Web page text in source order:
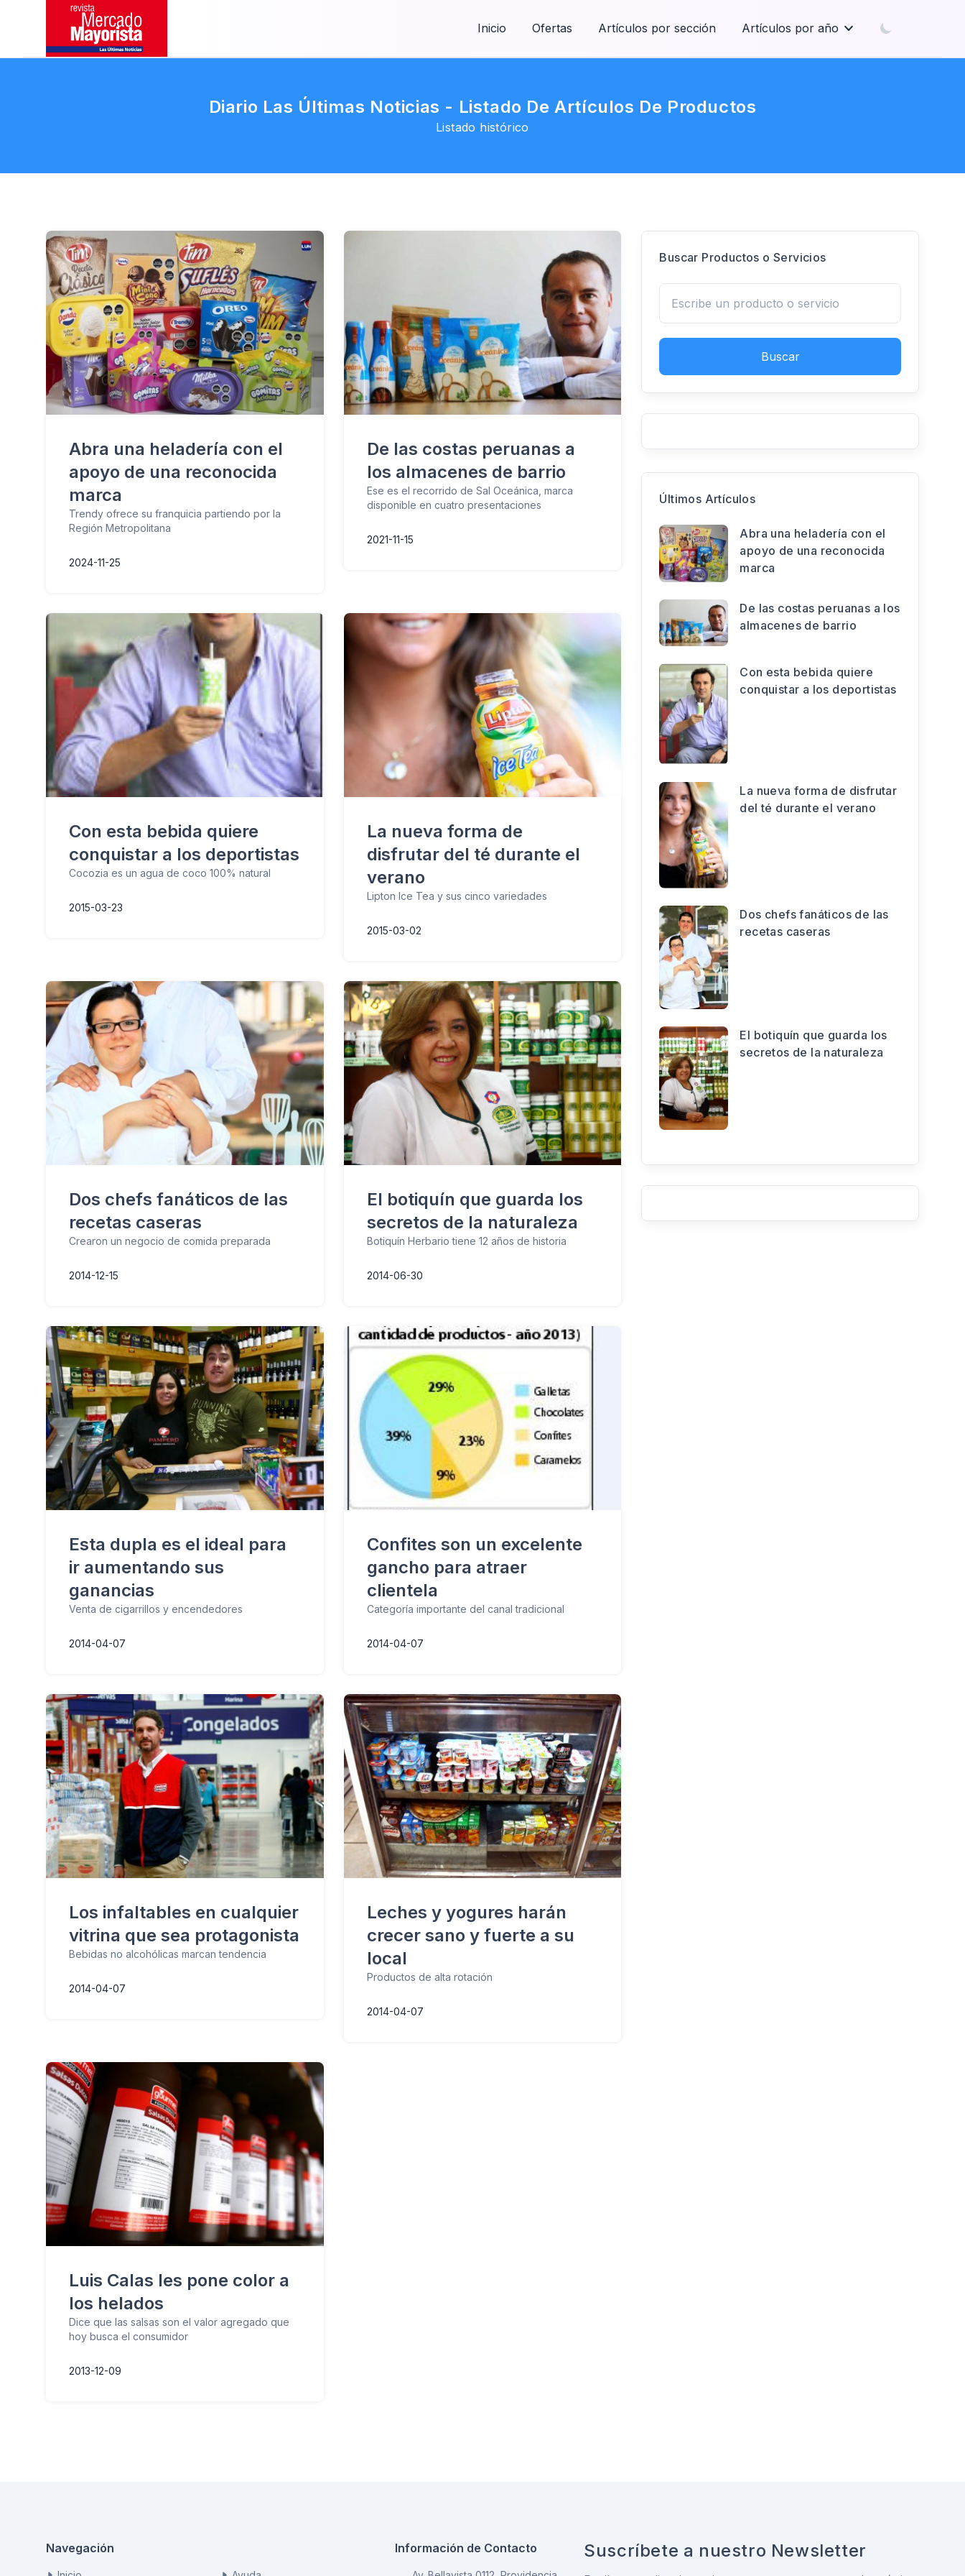
Inicio Ofertas Artículos por sección Artículos por año
Diario Las Últimas Noticias - Listado De Artículos De Productos
Listado histórico
Abra una heladería con el
apoyo de una reconocida
marca
Trendy ofrece su franquicia partiendo por la
Región Metropolitana
2024-11-25
De las costas peruanas a
los almacenes de barrio
Ese es el recorrido de Sal Oceánica, marca
disponible en cuatro presentaciones
2021-11-15
Con esta bebida quiere
conquistar a los deportistas
Cocozia es un agua de coco 100% natural
2015-03-23
La nueva forma de
disfrutar del té durante el
verano
Lipton Ice Tea y sus cinco variedades
2015-03-02
Dos chefs fanáticos de las
recetas caseras
Crearon un negocio de comida preparada
2014-12-15
El botiquín que guarda los
secretos de la naturaleza
Botiquín Herbario tiene 12 años de historia
2014-06-30
Esta dupla es el ideal para
ir aumentando sus
ganancias
Venta de cigarrillos y encendedores
2014-04-07
Confites son un excelente
gancho para atraer
clientela
Categoría importante del canal tradicional
2014-04-07
Los infaltables en cualquier
vitrina que sea protagonista
Bebidas no alcohólicas marcan tendencia
2014-04-07
Leches y yogures harán
crecer sano y fuerte a su
local
Productos de alta rotación
2014-04-07
Luis Calas les pone color a
los helados
Dice que las salsas son el valor agregado que
hoy busca el consumidor
2013-12-09
Buscar Productos o Servicios
Buscar
Últimos Artículos
Abra una heladería con el
apoyo de una reconocida
marca
De las costas peruanas a los
almacenes de barrio
Con esta bebida quiere
conquistar a los deportistas
La nueva forma de disfrutar
del té durante el verano
Dos chefs fanáticos de las
recetas caseras
El botiquín que guarda los
secretos de la naturaleza
Navegación Información de Contacto Suscríbete a nuestro Newsletter